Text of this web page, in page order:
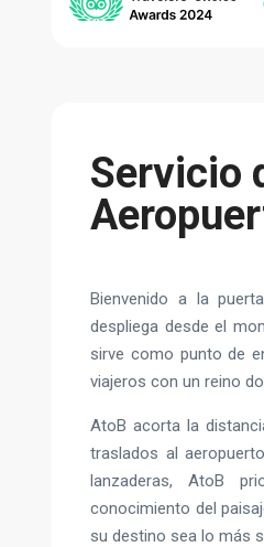
Servicio
Bienvenido a la
despliega desde el
sirve como punto de
viajeros con un reino
AtoB acorta la
traslados al
lanzaderas, AtoB
conocimiento del
su destino sea lo más